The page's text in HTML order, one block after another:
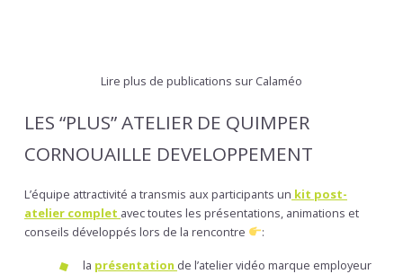
Lire plus de publications sur Calaméo
LES “PLUS” ATELIER DE QUIMPER
CORNOUAILLE DEVELOPPEMENT
L’équipe attractivité a transmis aux participants un kit post-
atelier complet avec toutes les présentations, animations et
conseils développés lors de la rencontre
:
la présentation de l’atelier vidéo marque employeur